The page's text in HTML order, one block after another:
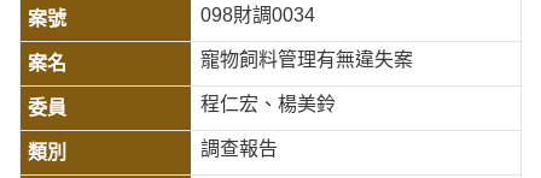
098財調0034
寵物飼料管理有無違失案
程仁宏、楊美鈴
調查報告